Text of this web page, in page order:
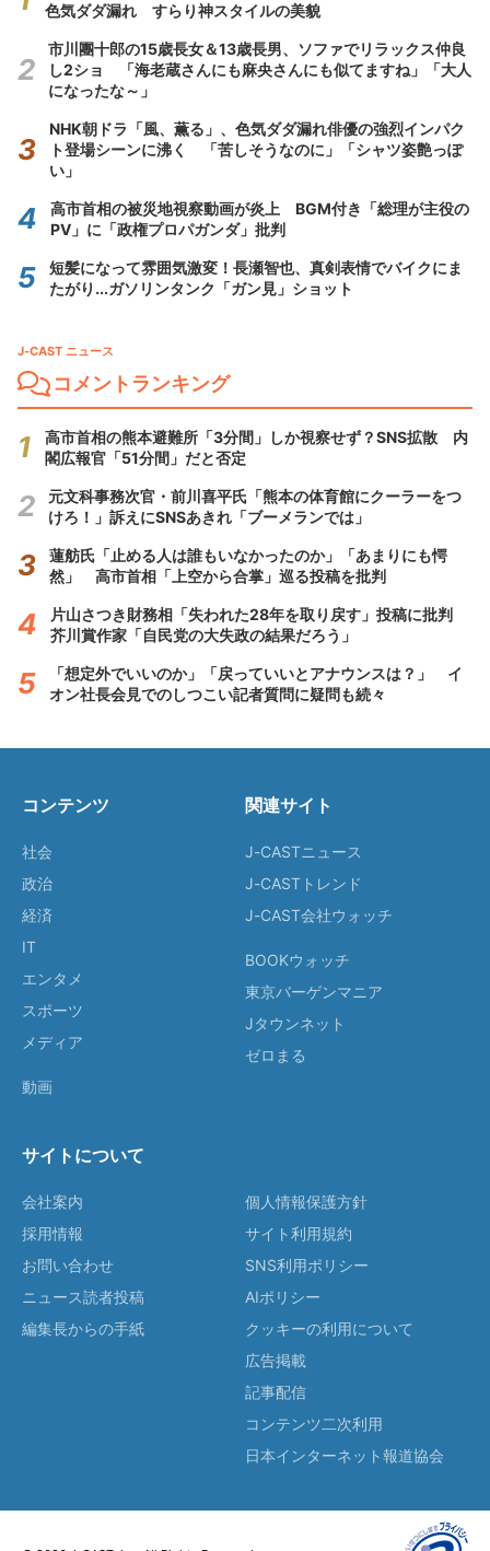
色気ダダ漏れ すらり神スタイルの美貌
市川團十郎の15歳長女＆13歳長男、ソファでリラックス仲良
し2ショ 「海老蔵さんにも麻央さんにも似てますね」「大人
になったな～」
NHK朝ドラ「風、薫る」、色気ダダ漏れ俳優の強烈インパク
ト登場シーンに沸く 「苦しそうなのに」「シャツ姿艶っぽ
い」
高市首相の被災地視察動画が炎上 BGM付き「総理が主役の
PV」に「政権プロパガンダ」批判
短髪になって雰囲気激変！長瀬智也、真剣表情でバイクにま
たがり...ガソリンタンク「ガン見」ショット
J-CAST ニュース
コメントランキング
高市首相の熊本避難所「3分間」しか視察せず？SNS拡散 内
閣広報官「51分間」だと否定
元文科事務次官・前川喜平氏「熊本の体育館にクーラーをつ
けろ！」訴えにSNSあきれ「ブーメランでは」
蓮舫氏「止める人は誰もいなかったのか」「あまりにも愕
然」 高市首相「上空から合掌」巡る投稿を批判
片山さつき財務相「失われた28年を取り戻す」投稿に批判
芥川賞作家「自民党の大失政の結果だろう」
「想定外でいいのか」「戻っていいとアナウンスは？」 イ
オン社長会見でのしつこい記者質問に疑問も続々
コンテンツ
社会
政治
経済
IT
エンタメ
スポーツ
メディア
動画
関連サイト
J-CASTニュース
J-CASTトレンド
J-CAST会社ウォッチ
BOOKウォッチ
東京バーゲンマニア
Jタウンネット
ゼロまる
サイトについて
会社案内
採用情報
お問い合わせ
ニュース読者投稿
編集長からの手紙
個人情報保護方針
サイト利用規約
SNS利用ポリシー
AIポリシー
クッキーの利用について
広告掲載
記事配信
コンテンツ二次利用
日本インターネット報道協会